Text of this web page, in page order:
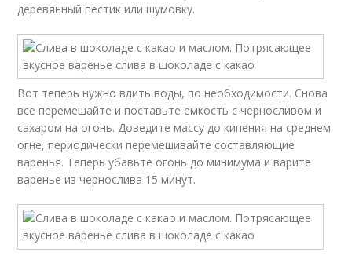
деревянный пестик или шумовку.
Вот теперь нужно влить воды, по необходимости. Снова
все перемешайте и поставьте емкость с черносливом и
сахаром на огонь. Доведите массу до кипения на среднем
огне, периодически перемешивайте составляющие
варенья. Теперь убавьте огонь до минимума и варите
варенье из чернослива 15 минут.